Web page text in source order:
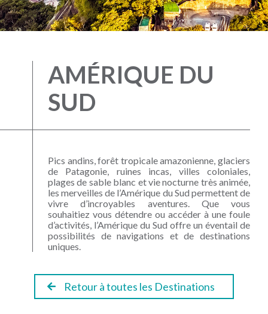
AMÉRIQUE DU
SUD
Pics andins, forêt tropicale amazonienne, glaciers
de Patagonie, ruines incas, villes coloniales,
plages de sable blanc et vie nocturne très animée,
les merveilles de l’Amérique du Sud permettent de
vivre d’incroyables aventures. Que vous
souhaitiez vous détendre ou accéder à une foule
d’activités, l’Amérique du Sud offre un éventail de
possibilités de navigations et de destinations
uniques.
Retour à toutes les Destinations